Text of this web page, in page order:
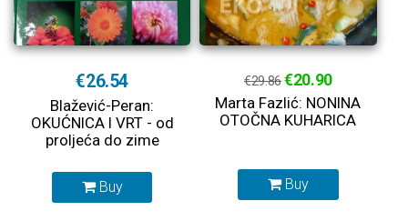
€26.54
Blažević-Peran:
OKUĆNICA I VRT - od
proljeća do zime
Buy
€29.86€20.90
Marta Fazlić: NONINA
OTOČNA KUHARICA
Buy